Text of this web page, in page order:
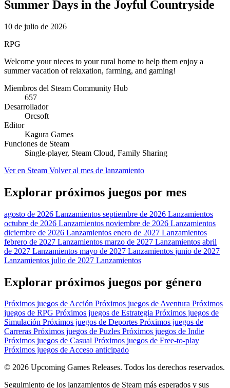
Summer Days in the Joyful Countryside
10 de julio de 2026
RPG
Welcome your nieces to your rural home to help them enjoy a
summer vacation of relaxation, farming, and gaming!
Miembros del Steam Community Hub
657
Desarrollador
Orcsoft
Editor
Kagura Games
Funciones de Steam
Single-player, Steam Cloud, Family Sharing
Ver en Steam Volver al mes de lanzamiento
Explorar próximos juegos por mes
agosto de 2026 Lanzamientos septiembre de 2026 Lanzamientos
octubre de 2026 Lanzamientos noviembre de 2026 Lanzamientos
diciembre de 2026 Lanzamientos enero de 2027 Lanzamientos
febrero de 2027 Lanzamientos marzo de 2027 Lanzamientos abril
de 2027 Lanzamientos mayo de 2027 Lanzamientos junio de 2027
Lanzamientos julio de 2027 Lanzamientos
Explorar próximos juegos por género
Próximos juegos de Acción Próximos juegos de Aventura Próximos
juegos de RPG Próximos juegos de Estrategia Próximos juegos de
Simulación Próximos juegos de Deportes Próximos juegos de
Carreras Próximos juegos de Puzles Próximos juegos de Indie
Próximos juegos de Casual Próximos juegos de Free-to-play
Próximos juegos de Acceso anticipado
© 2026 Upcoming Games Releases. Todos los derechos reservados.
Seguimiento de los lanzamientos de Steam más esperados y sus